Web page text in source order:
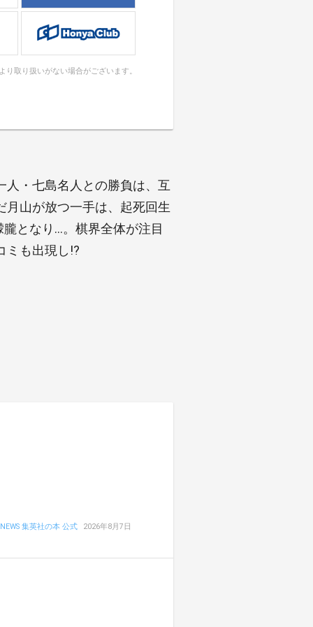
り取り扱いがない場合がございます。
・七島名人との勝負は、互
山が放つ一手は、起死回生
となり…。棋界全体が注目
も出現し!?
NEWS 集英社の本 公式 2026年8月7日